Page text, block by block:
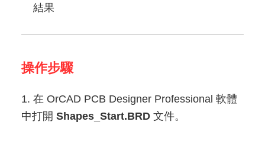
結果
操作步驟
1. 在 OrCAD PCB Designer Professional 軟體
中打開 Shapes_Start.BRD文件。